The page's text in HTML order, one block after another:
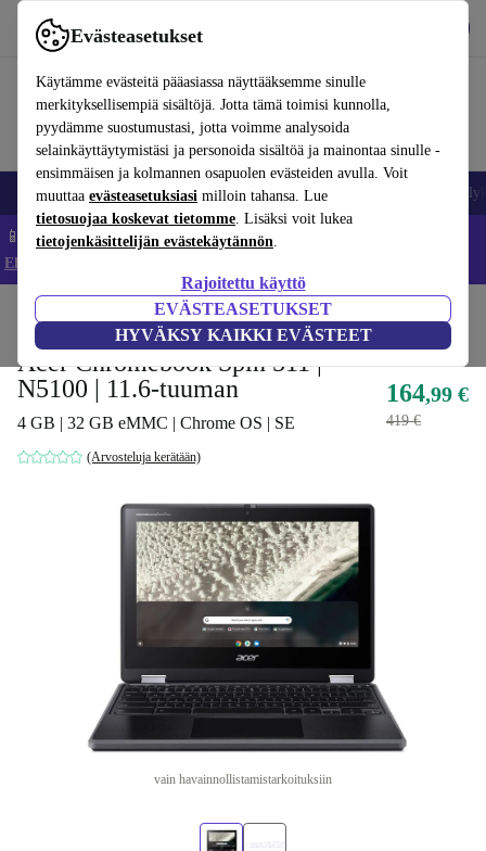
Evästeasetukset
Käytämme evästeitä pääasiassa näyttääksemme sinulle
merkityksellisempiä sisältöjä. Jotta tämä toimisi kunnolla,
pyydämme suostumustasi, jotta voimme analysoida
selainkäyttäytymistäsi ja personoida sisältöä ja mainontaa sinulle -
ensimmäisen ja kolmannen osapuolen evästeiden avulla. Voit
muuttaa evästeasetuksiasi milloin tahansa. Lue
tietosuojaa koskevat tietomme. Lisäksi voit lukea
tietojenkäsittelijän evästekäytännön.
Rajoitettu käyttö
EVÄSTEASETUKSET
HYVÄKSY KAIKKI EVÄSTEET
Käytä refurbed-palvelua nopeasti ja helposti
Matkapuhelimet ja älypuhelimet Kannettavat tietokoneet
📱 Säästä 5 % LISÄÄ iPhoneista – Koodi: IPHONEDEAL –
Ehdot ja säännöt
Kannettavat tietokoneet Acerin kannettavat tietokoneet
Acer Chromebook Spin 511 |
N5100 | 11.6-tuuman
4 GB | 32 GB eMMC | Chrome OS | SE
(Arvosteluja kerätään)
164,99 €
419 €
vain havainnollistamistarkoituksiin